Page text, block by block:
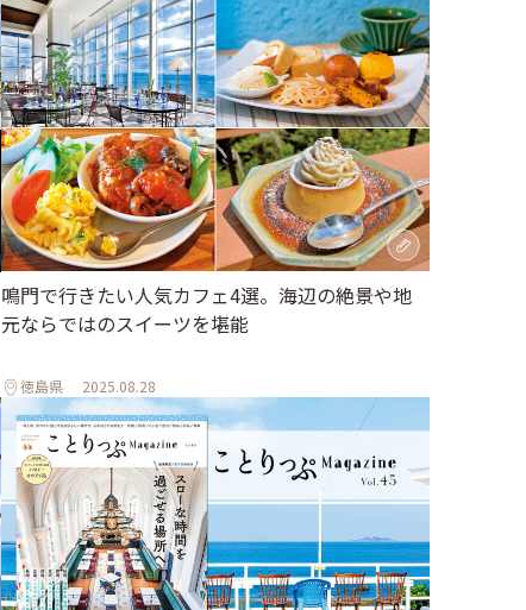
鳴門で行きたい人気カフェ4選。海辺の絶景や地
元ならではのスイーツを堪能
徳島県 2025.08.28